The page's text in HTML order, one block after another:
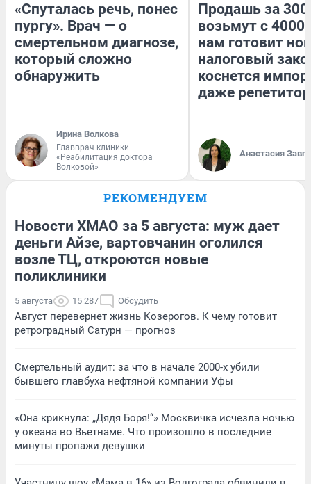
«Спуталась речь, понес
пургу». Врач — о
смертельном диагнозе,
который сложно
обнаружить
Ирина Волкова
Главврач клиники
«Реабилитация доктора
Волковой»
Продашь за
возьмут с
нам готовит
налоговый
коснется
даже
Анастасия
РЕКОМЕНДУЕМ
Новости ХМАО за 5 августа: муж дает
деньги Айзе, вартовчанин оголился
возле ТЦ, откроются новые
поликлиники
5 августа 15 287 Обсудить
Август перевернет жизнь Козерогов. К чему готовит
ретроградный Сатурн — прогноз
Смертельный аудит: за что в начале 2000-х убили
бывшего главбуха нефтяной компании Уфы
«Она крикнула: „Дядя Боря!“» Москвичка исчезла ночью
у океана во Вьетнаме. Что произошло в последние
минуты пропажи девушки